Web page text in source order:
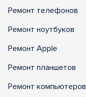
Ремонт телефонов
Ремонт ноутбуков
Ремонт Apple
Ремонт планшетов
Ремонт компьютеров